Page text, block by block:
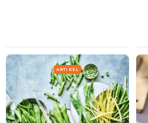
ARTIKEL